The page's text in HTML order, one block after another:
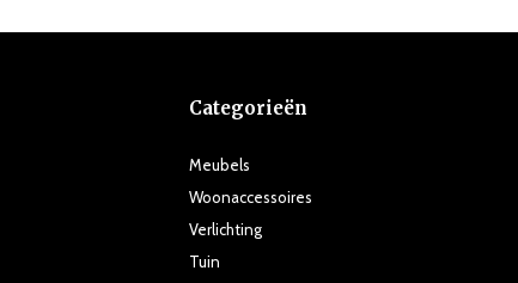
Categorieën
Meubels
Woonaccessoires
Verlichting
Tuin